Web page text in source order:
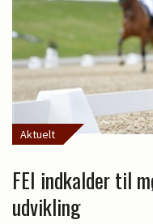
Aktuelt
FEI indkalder til
udvikling